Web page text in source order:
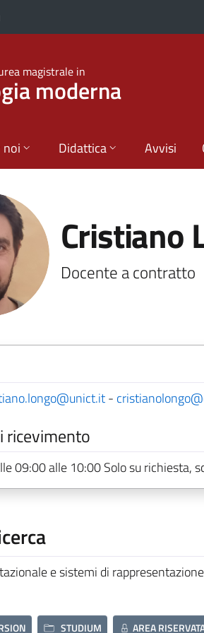
magistrale in
moderna
noi Didattica Avvisi
Cristiano
Docente a contratto
-
ricevimento
09:00 alle 10:00 Solo su richiesta,
e sistemi di
STUDIUM AREA